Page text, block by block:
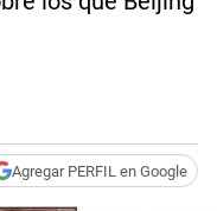
Agregar PERFIL en Google